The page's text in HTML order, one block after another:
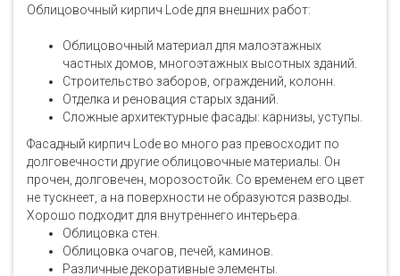
Облицовочный кирпич Lode для внешних работ:
Облицовочный материал для малоэтажных
частных домов, многоэтажных высотных зданий.
Строительство заборов, ограждений, колонн.
Отделка и реновация старых зданий.
Сложные архитектурные фасады: карнизы, уступы.
Фасадный кирпич Lode во много раз превосходит по
долговечности другие облицовочные материалы. Он
прочен, долговечен, морозостойк. Со временем его цвет
не тускнеет, а на поверхности не образуются разводы.
Хорошо подходит для внутреннего интерьера.
Облицовка стен.
Облицовка очагов, печей, каминов.
Различные декоративные элементы.